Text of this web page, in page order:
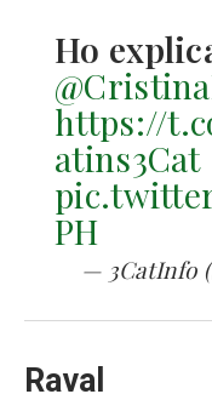
Ho
https://
atins3Cat
PH
— 3CatInfo
Raval